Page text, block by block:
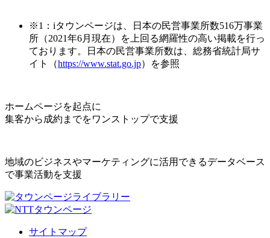
※1：iタウンページは、日本の民営事業所数516万事業
所（2021年6月現在）を上回る網羅性の高い掲載を行っ
ております。日本の民営事業所数は、総務省統計局サ
イト（https://www.stat.go.jp）を参照
ホームページを起点に
集客から成約までをワンストップで支援
地域のビジネスやマーケティングに活用できるデータベース
で事業活動を支援
サイトマップ